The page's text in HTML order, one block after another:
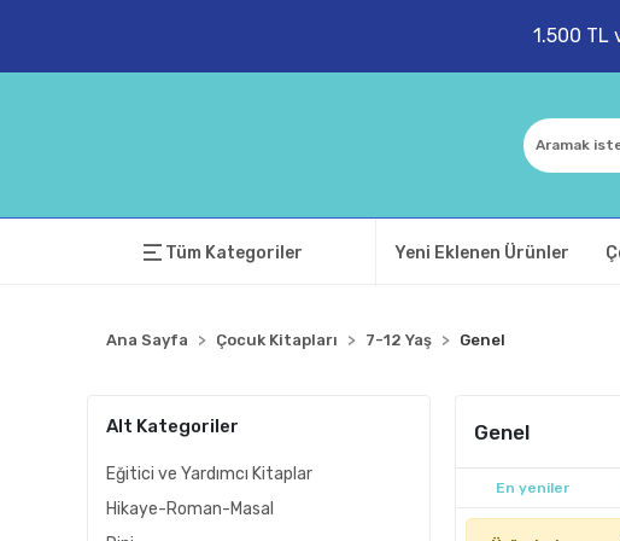
1.500 TL
Tüm Kategoriler Yeni Eklenen Ürünler
Ana Sayfa Çocuk Kitapları 7-12 Yaş Genel
Alt Kategoriler
Eğitici ve Yardımcı Kitaplar
Hikaye-Roman-Masal
Genel
En yeniler